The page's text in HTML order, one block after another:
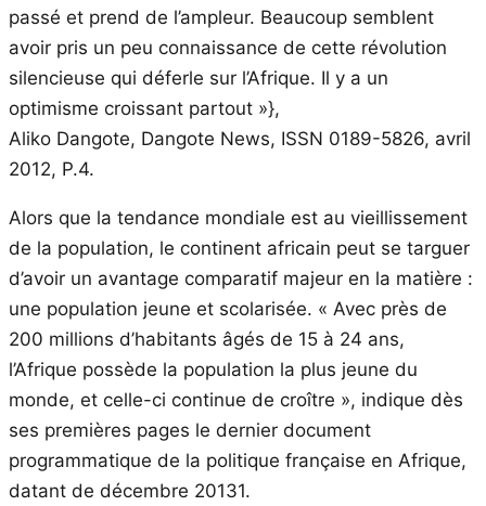
passé et prend de l’ampleur. Beaucoup semblent
avoir pris un peu connaissance de cette révolution
silencieuse qui déferle sur l’Afrique. Il y a un
optimisme croissant partout »},
Aliko Dangote, Dangote News, ISSN 0189-5826, avril
2012, P.4.
Alors que la tendance mondiale est au vieillissement
de la population, le continent africain peut se targuer
d’avoir un avantage comparatif majeur en la matière :
une population jeune et scolarisée. « Avec près de
200 millions d’habitants âgés de 15 à 24 ans,
l’Afrique possède la population la plus jeune du
monde, et celle-ci continue de croître », indique dès
ses premières pages le dernier document
programmatique de la politique française en Afrique,
datant de décembre 20131.